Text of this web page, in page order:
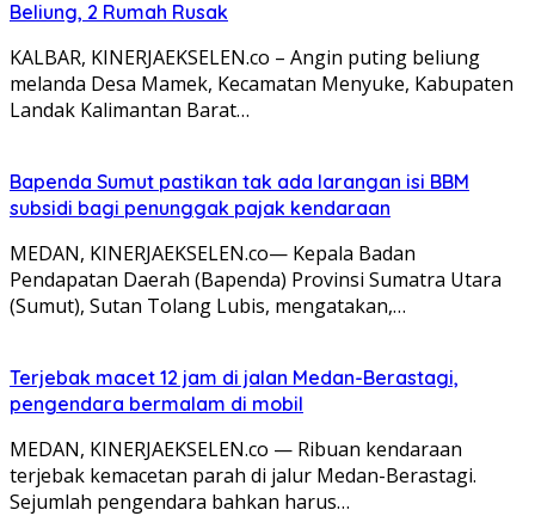
Beliung, 2 Rumah Rusak
KALBAR, KINERJAEKSELEN.co – Angin puting beliung
melanda Desa Mamek, Kecamatan Menyuke, Kabupaten
Landak Kalimantan Barat…
Bapenda Sumut pastikan tak ada larangan isi BBM
subsidi bagi penunggak pajak kendaraan
MEDAN, KINERJAEKSELEN.co— Kepala Badan
Pendapatan Daerah (Bapenda) Provinsi Sumatra Utara
(Sumut), Sutan Tolang Lubis, mengatakan,…
Terjebak macet 12 jam di jalan Medan-Berastagi,
pengendara bermalam di mobil
MEDAN, KINERJAEKSELEN.co — Ribuan kendaraan
terjebak kemacetan parah di jalur Medan-Berastagi.
Sejumlah pengendara bahkan harus…